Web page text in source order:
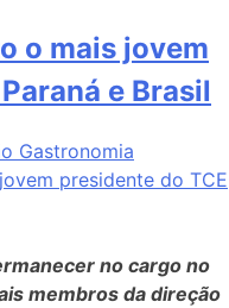
o mais jovem
e Brasil
Gastronomia
no cargo no
membros da direção